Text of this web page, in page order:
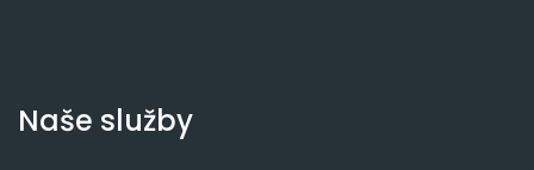
Naše služby